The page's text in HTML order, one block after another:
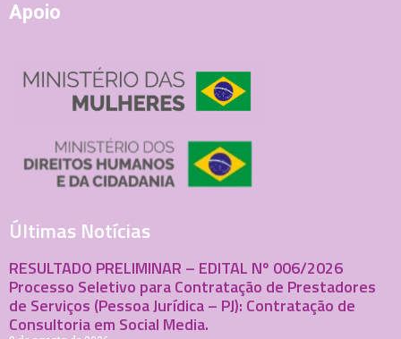
Apoio
Últimas Notícias
RESULTADO PRELIMINAR – EDITAL Nº 006/2026
Processo Seletivo para Contratação de Prestadores
de Serviços (Pessoa Jurídica – PJ): Contratação de
Consultoria em Social Media.